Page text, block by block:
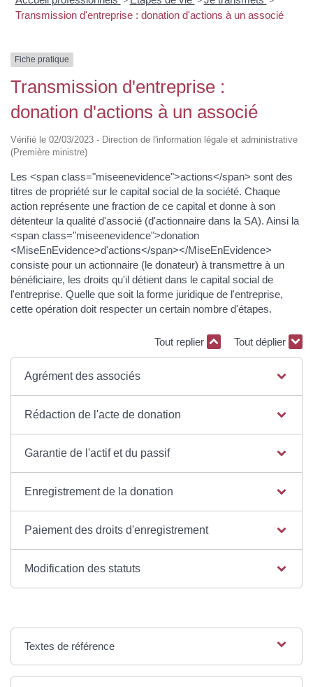
Transmission d'entreprise : donation d'actions à un associé
Fiche pratique
Transmission d'entreprise :
donation d'actions à un associé
Vérifié le 02/03/2023 - Direction de l'information légale et administrative
(Première ministre)
Les <span class="miseenevidence">actions</span> sont des
titres de propriété sur le capital social de la société. Chaque
action représente une fraction de ce capital et donne à son
détenteur la qualité d'associé (d'actionnaire dans la SA). Ainsi la
<span class="miseenevidence">donation
<MiseEnEvidence>d'actions</span></MiseEnEvidence>
consiste pour un actionnaire (le donateur) à transmettre à un
bénéficiaire, les droits qu'il détient dans le capital social de
l'entreprise. Quelle que soit la forme juridique de l'entreprise,
cette opération doit respecter un certain nombre d'étapes.
Tout replier Tout déplier
Agrément des associés
Rédaction de l'acte de donation
Garantie de l'actif et du passif
Enregistrement de la donation
Paiement des droits d'enregistrement
Modification des statuts
Textes de référence